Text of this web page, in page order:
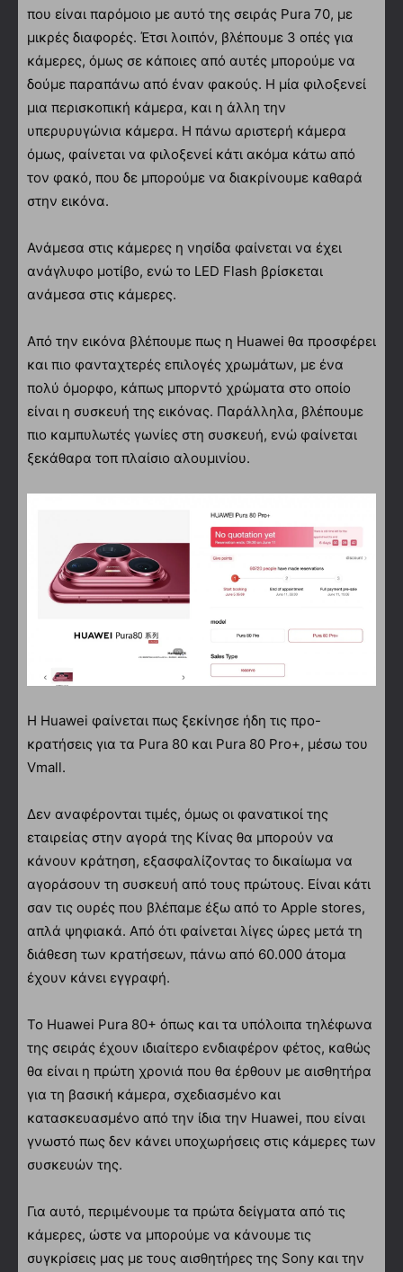
που είναι παρόμοιο με αυτό της σειράς Pura 70, με
μικρές διαφορές. Έτσι λοιπόν, βλέπουμε 3 οπές για
κάμερες, όμως σε κάποιες από αυτές μπορούμε να
δούμε παραπάνω από έναν φακούς. Η μία φιλοξενεί
μια περισκοπική κάμερα, και η άλλη την
υπερυρυγώνια κάμερα. Η πάνω αριστερή κάμερα
όμως, φαίνεται να φιλοξενεί κάτι ακόμα κάτω από
τον φακό, που δε μπορούμε να διακρίνουμε καθαρά
στην εικόνα.
Ανάμεσα στις κάμερες η νησίδα φαίνεται να έχει
ανάγλυφο μοτίβο, ενώ το LED Flash βρίσκεται
ανάμεσα στις κάμερες.
Από την εικόνα βλέπουμε πως η Huawei θα προσφέρει
και πιο φανταχτερές επιλογές χρωμάτων, με ένα
πολύ όμορφο, κάπως μπορντό χρώματα στο οποίο
είναι η συσκευή της εικόνας. Παράλληλα, βλέπουμε
πιο καμπυλωτές γωνίες στη συσκευή, ενώ φαίνεται
ξεκάθαρα τοπ πλαίσιο αλουμινίου.
Η Huawei φαίνεται πως ξεκίνησε ήδη τις προ-
κρατήσεις για τα Pura 80 και Pura 80 Pro+, μέσω του
Vmall.
Δεν αναφέρονται τιμές, όμως οι φανατικοί της
εταιρείας στην αγορά της Κίνας θα μπορούν να
κάνουν κράτηση, εξασφαλίζοντας το δικαίωμα να
αγοράσουν τη συσκευή από τους πρώτους. Είναι κάτι
σαν τις ουρές που βλέπαμε έξω από το Apple stores,
απλά ψηφιακά. Από ότι φαίνεται λίγες ώρες μετά τη
διάθεση των κρατήσεων, πάνω από 60.000 άτομα
έχουν κάνει εγγραφή.
Το Huawei Pura 80+ όπως και τα υπόλοιπα τηλέφωνα
της σειράς έχουν ιδιαίτερο ενδιαφέρον φέτος, καθώς
θα είναι η πρώτη χρονιά που θα έρθουν με αισθητήρα
για τη βασική κάμερα, σχεδιασμένο και
κατασκευασμένο από την ίδια την Huawei, που είναι
γνωστό πως δεν κάνει υποχωρήσεις στις κάμερες των
συσκευών της.
Για αυτό, περιμένουμε τα πρώτα δείγματα από τις
κάμερες, ώστε να μπορούμε να κάνουμε τις
συγκρίσεις μας με τους αισθητήρες της Sony και την